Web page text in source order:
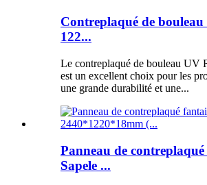
Contreplaqué de
122...
Le contreplaqué de bouleau
est un excellent choix pour les
une grande durabilité et une...
Panneau de
Sapele ...